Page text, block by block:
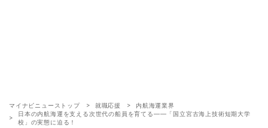
マイナビニューストップ 就職応援
内航海運業界
日本の内航海運を支える次世代の船員を育てる——「国立宮古海上技術短期大学
校」の実態に迫る！